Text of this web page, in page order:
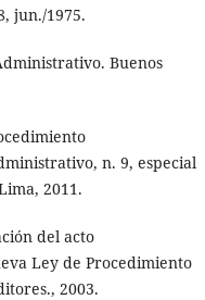
jun./1975.
Buenos
n. 9, especial
2011.
del acto
Ley de Procedimiento
2003.